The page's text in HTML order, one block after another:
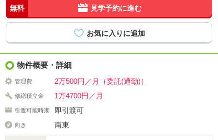
無料 見学予約に進む
物件概要・詳細
管理費 2万500円／月（委託(通勤)）
修繕積立金 1万4700円／月
引渡可能時期 即引渡可
向き 南東